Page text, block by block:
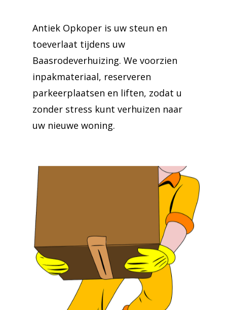
Antiek Opkoper is uw steun en
toeverlaat tijdens uw
Baasrodeverhuizing. We voorzien
inpakmateriaal, reserveren
parkeerplaatsen en liften, zodat u
zonder stress kunt verhuizen naar
uw nieuwe woning.